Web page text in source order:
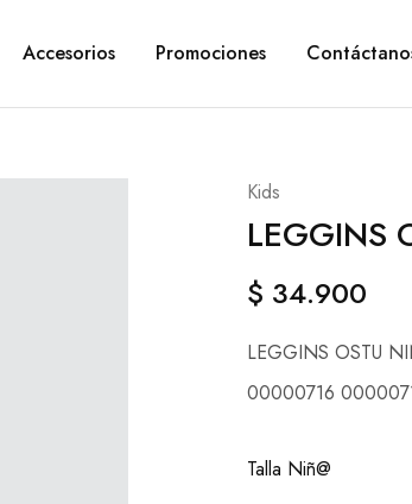
Accesorios Promociones
Kids
LEGGINS
$ 34.900
LEGGINS OSTU
00000716
Talla Niñ@